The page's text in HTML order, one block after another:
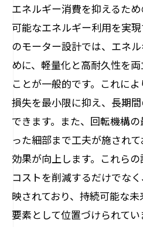
エネルギー消費を抑えるた
可能なエネルギー利用を実
のモーター設計では、エネ
めに、軽量化と高耐久性を
ことが一般的です。これに
損失を最小限に抑え、長期
できます。また、回転機構
った細部まで工夫が施され
効果が向上します。これら
コストを削減するだけでな
映されており、持続可能な
要素として位置づけられてい